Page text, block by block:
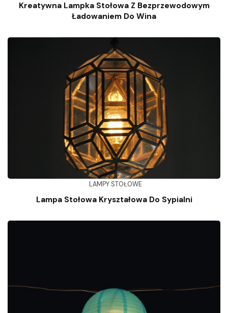
Kreatywna Lampka Stołowa Z Bezprzewodowym
Ładowaniem Do Wina
LAMPY STOŁOWE
Lampa Stołowa Kryształowa Do Sypialni